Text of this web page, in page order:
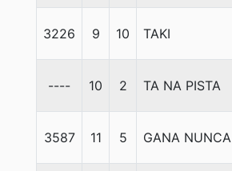
3226 9 10 TAKI
---- 10 2 TA NA PISTA
3587 11 5 GANA NUNCA